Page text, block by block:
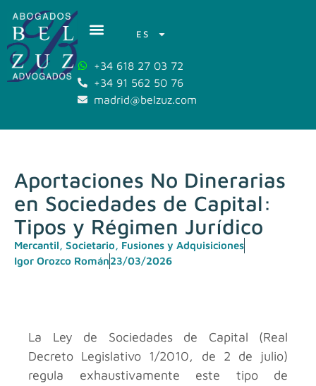
ES
+34 618 27 03 72
+34 91 562 50 76
madrid@belzuz.com
Aportaciones No Dinerarias
en Sociedades de Capital:
Tipos y Régimen Jurídico
Mercantil, Societario, Fusiones y Adquisiciones
Igor Orozco Román23/03/2026
La Ley de Sociedades de Capital (Real
Decreto Legislativo 1/2010, de 2 de julio)
regula exhaustivamente este tipo de